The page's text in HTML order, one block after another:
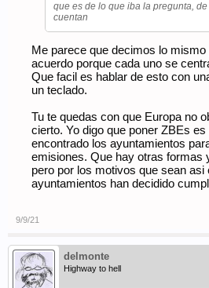
que es de lo que iba la pregunta,
cuentan
Me parece que decimos lo
acuerdo porque cada uno se
Que facil es hablar de esto con
un teclado.
Tu te quedas con que Europa no
cierto. Yo digo que poner ZBEs
encontrado los ayuntamientos
emisiones. Que hay otras formas
pero por los motivos que sean asi
ayuntamientos han decidido
9/9/21
delmonte
Highway to hell